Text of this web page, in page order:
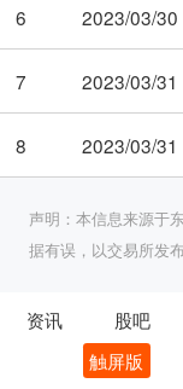
6 2023/03/30
7 2023/03/31
8 2023/03/31
声明：本信息来源于
据有误，以交易所发
资讯 股吧
触屏版